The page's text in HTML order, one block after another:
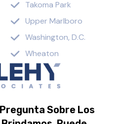
Takoma Park
Upper Marlboro
Washington, D.C.
Wheaton
Sobre Los